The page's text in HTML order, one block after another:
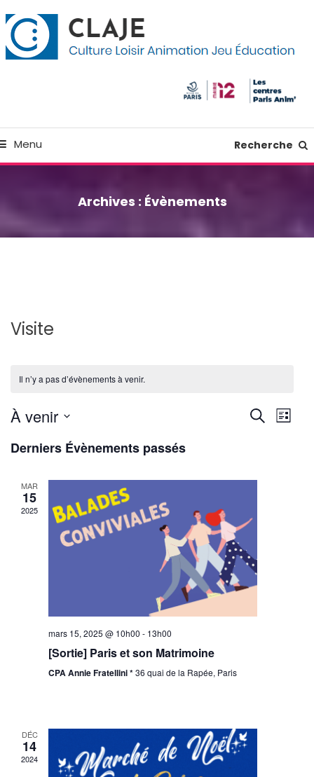
Menu Recherche
Archives : Évènements
Visite
Il n’y a pas d’évènements à venir.
vues
Recherche
Liste
À venir
une
Derniers Évènements passés
MAR
15
2025
mars 15, 2025 @ 10h00 - 13h00
[Sortie] Paris et son Matrimoine
CPA Annie Fratellini *36 quai de la Rapée, Paris
DÉC
14
2024